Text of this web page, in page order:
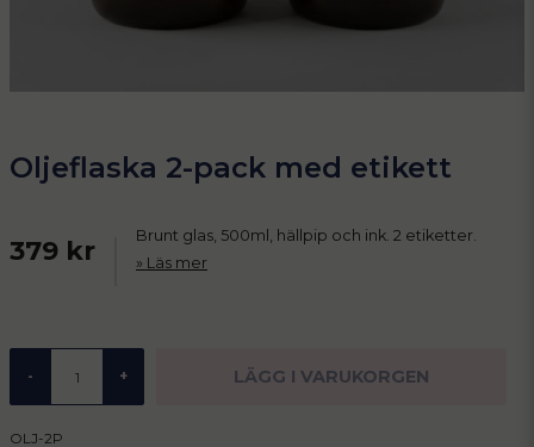
Oljeflaska 2-pack med etikett
379 kr
Brunt glas, 500ml, hällpip och ink. 2 etiketter.
Läs mer
- + LÄGG I VARUKORGEN
OLJ-2P